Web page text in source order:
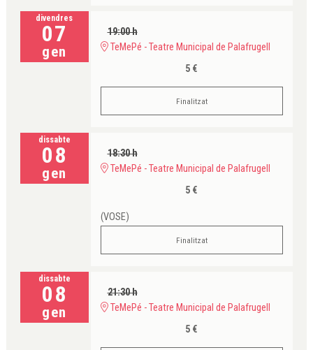
divendres
07
gen
19:00 h
TeMePé - Teatre Municipal de Palafrugell
5 €
Finalitzat
dissabte
08
gen
18:30 h
TeMePé - Teatre Municipal de Palafrugell
5 €
(VOSE)
Finalitzat
dissabte
08
gen
21:30 h
TeMePé - Teatre Municipal de Palafrugell
5 €